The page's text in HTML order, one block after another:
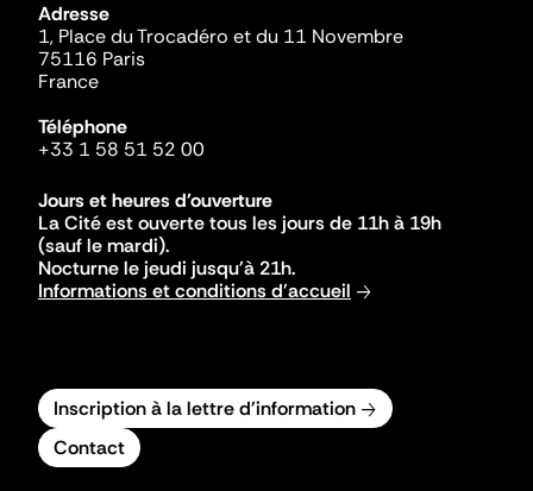
Adresse
1, Place du Trocadéro et du 11 Novembre
75116 Paris
France
Téléphone
+33 1 58 51 52 00
Jours et heures d'ouverture
La Cité est ouverte tous les jours de 11h à 19h
(sauf le mardi).
Nocturne le jeudi jusqu'à 21h.
Informations et conditions d'accueil
Inscription à la lettre d'information
Contact